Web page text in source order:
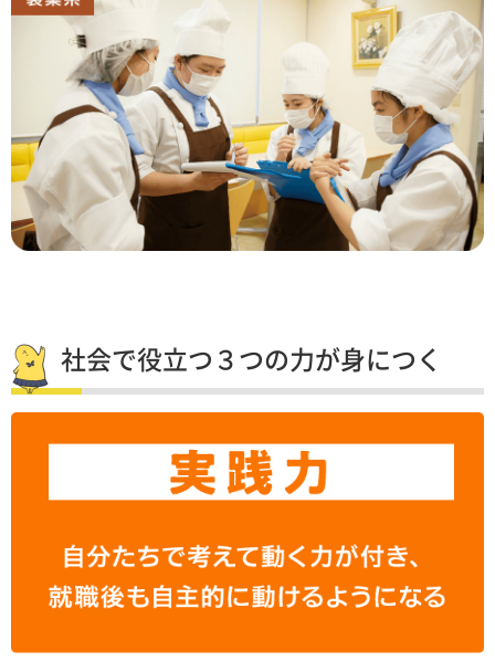
社会で役立つ３つの力が身につく